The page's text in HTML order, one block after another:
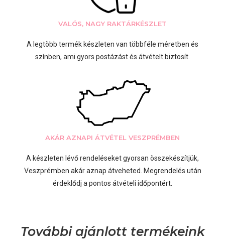
VALÓS, NAGY RAKTÁRKÉSZLET
A legtöbb termék készleten van többféle méretben és
színben, ami gyors postázást és átvételt biztosít.
AKÁR AZNAPI ÁTVÉTEL VESZPRÉMBEN
A készleten lévő rendeléseket gyorsan összekészítjük,
Veszprémben akár aznap átveheted. Megrendelés után
érdeklődj a pontos átvételi időpontért.
További ajánlott termékeink